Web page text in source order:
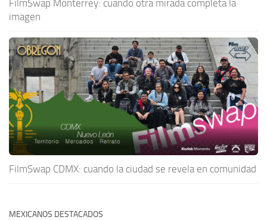
FilmSwap Monterrey: cuando otra mirada completa la
imagen
FilmSwap CDMX: cuando la ciudad se revela en comunidad
MEXICANOS DESTACADOS